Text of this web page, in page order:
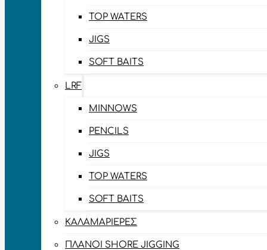
TOP WATERS
JIGS
SOFT BAITS
LRF
MINNOWS
PENCILS
JIGS
TOP WATERS
SOFT BAITS
ΚΑΛΑΜΑΡΙΈΡΕΣ
ΠΛΆΝΟΙ SHORE JIGGING